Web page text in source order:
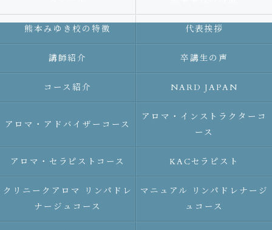
熊本みゆき校の特徴 代表挨拶
講師紹介 卒講生の声
コース紹介 NARD JAPAN
アロマ・アドバイザーコース
アロマ・インストラクターコ
ース
アロマ・セラピストコース KACセラピスト
クリニークアロマ リンパドレ
ナージュコース
マニュアル リンパドレナージ
ュコース